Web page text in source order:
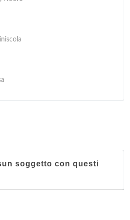
24, Macomer
soggetto con questi